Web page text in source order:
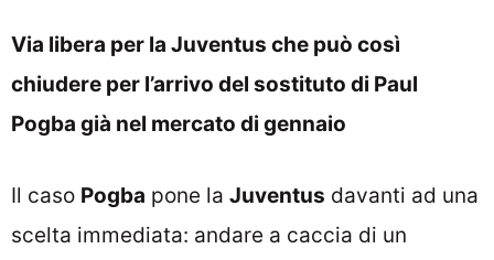
Via libera per la Juventus che può così
chiudere per l’arrivo del sostituto di Paul
Pogba già nel mercato di gennaio
Il caso Pogba pone la Juventus davanti ad una
scelta immediata: andare a caccia di un